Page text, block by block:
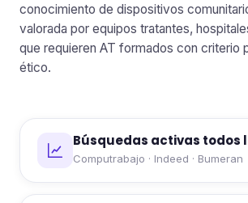
conocimiento de dispositivos
valorada por equipos tratantes,
que requieren AT formados con criterio
ético.
Búsquedas activas todos
Computrabajo · Indeed · Bumeran